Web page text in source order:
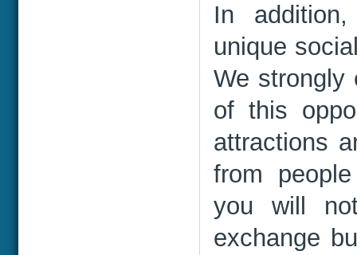
In
unique
We strongly
of this
attractions
from
you will
exchange